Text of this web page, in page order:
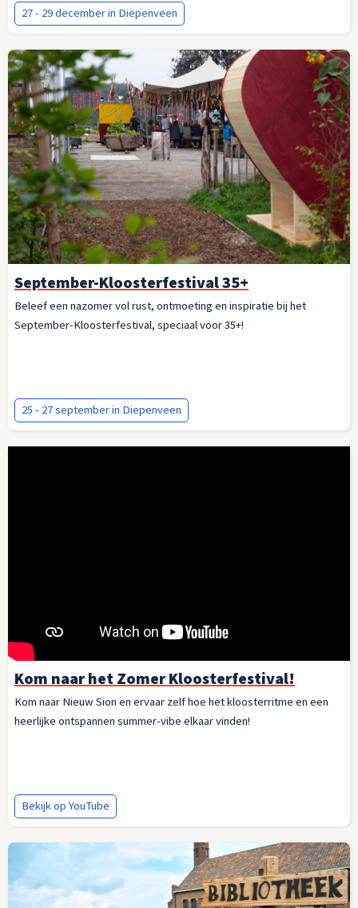
27 - 29 december in Diepenveen
September-Kloosterfestival 35+
Beleef een nazomer vol rust, ontmoeting en inspiratie bij het
September-Kloosterfestival, speciaal voor 35+!
25 - 27 september in Diepenveen
Kom naar het Zomer Kloosterfestival!
Kom naar Nieuw Sion en ervaar zelf hoe het kloosterritme en een
heerlijke ontspannen summer-vibe elkaar vinden!
Bekijk op YouTube